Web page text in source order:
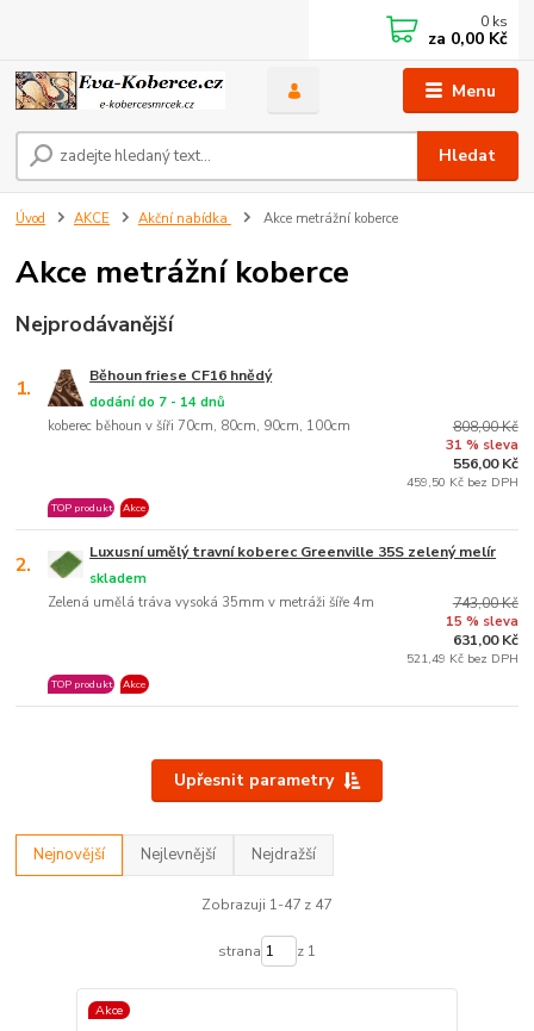
Menu
Hledat
0 ks
za 0,00 Kč
Úvod AKCE Akční nabídka Akce metrážní koberce
Akce metrážní koberce
Nejprodávanější
1. Běhoun friese CF16 hnědý
koberec běhoun v šíři 70cm, 80cm, 90cm, 100cm
dodání do 7 - 14 dnů
TOP produkt Akce
808,00 Kč
31 % sleva
556,00 Kč
459,50 Kč bez DPH
2. Luxusní umělý travní koberec Greenville 35S zelený melír
Zelená umělá tráva vysoká 35mm v metráži šíře 4m
skladem
TOP produkt Akce
743,00 Kč
15 % sleva
631,00 Kč
521,49 Kč bez DPH
Upřesnit parametry
Nejnovější Nejlevnější Nejdražší
Zobrazuji 1-47 z 47
strana z 1
Akce